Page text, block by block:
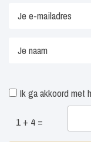
Ik ga akkoord met
1 + 4 =